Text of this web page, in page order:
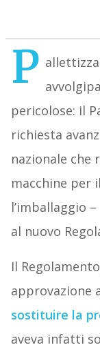
P
pericolose: il
richiesta
nazionale
macchine per
l’imballaggio
al nuovo
Il
approvazione
sostituire la
aveva infatti